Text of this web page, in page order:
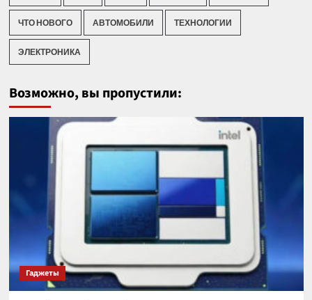
ЧТО НОВОГО АВТОМОБИЛИ ТЕХНОЛОГИИ
ЭЛЕКТРОНИКА
Возможно, вы пропустили:
Гаджеты